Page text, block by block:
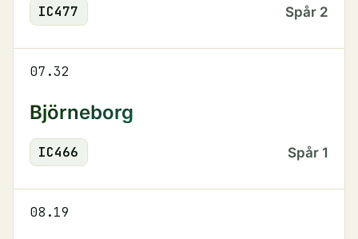
IC477 Spår 2
07.32
Björneborg
IC466 Spår 1
08.19